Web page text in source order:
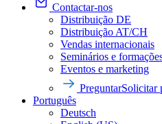
Contactar-nos
Distribuição DE
Distribuição AT/CH
Vendas internacionais
Seminários e
Eventos e marketing
PreguntarSolicitar
Português
Deutsch